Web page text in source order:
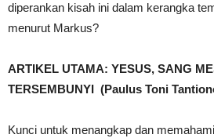
diperankan kisah ini dalam kerangka
menurut Markus?
ARTIKEL UTAMA: YESUS, SANG
TERSEMBUNYI (Paulus Toni
Kunci untuk menangkap dan